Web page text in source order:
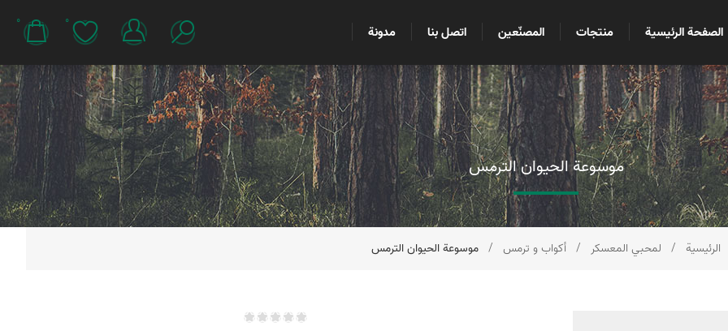
الصفحة الرئيسية منتجات المصنّعين اتصل بنا مدونة
0
0
الرئيسية / لمحبي المعسكر / أكواب و ترمس / موسوعة الحيوان الترمس
موسوعة الحيوان الترمس